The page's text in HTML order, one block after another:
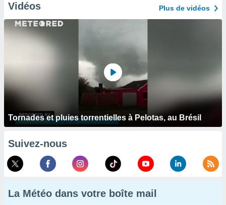
Vidéos Plus de vidéos
Tornades et pluies torrentielles à Pelotas, au Brésil
Suivez-nous
La Météo dans votre boîte mail